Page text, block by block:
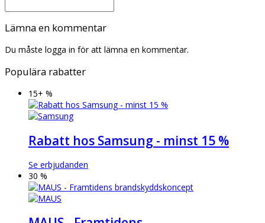
Lämna en kommentar
Du måste logga in för att lämna en kommentar.
Populära rabatter
15+ %
Rabatt hos Samsung - minst 15 %
Se erbjudanden
30 %